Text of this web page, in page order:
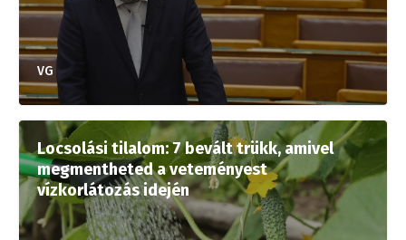
VG
Locsolási tilalom: 7 bevált trükk, amivel
megmentheted a veteményest
vízkorlátozás idején